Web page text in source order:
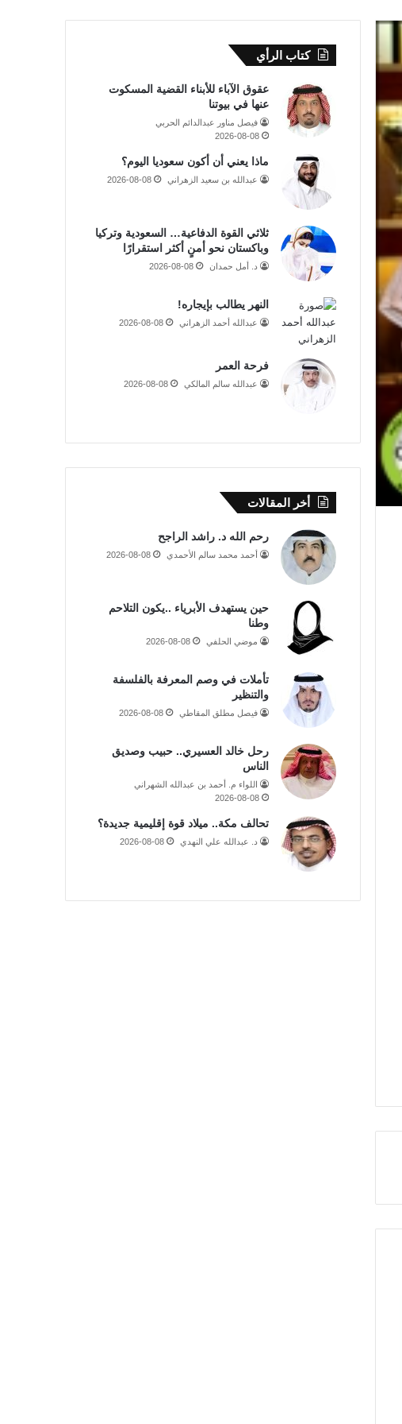
كتاب الرأي
عقوق الآباء للأبناء القضية المسكوت
عنها في بيوتنا
فيصل مناور عبدالدائم الحربي
2026-08-08
ماذا يعني أن أكون سعوديا اليوم؟
عبدالله بن سعيد الزهراني 2026-08-08
ثلاثي القوة الدفاعية… السعودية وتركيا
وباكستان نحو أمنٍ أكثر استقرارًا
د. أمل حمدان 2026-08-08
النهر يطالب بإيجاره!
عبدالله أحمد الزهراني 2026-08-08
فرحة العمر
عبدالله سالم المالكي 2026-08-08
أخر المقالات
رحم الله د. راشد الراجح
أحمد محمد سالم الأحمدي 2026-08-08
حين يستهدف الأبرياء ..يكون التلاحم
وطنا
موضي الحلفي 2026-08-08
تأملات في وصم المعرفة بالفلسفة
والتنظير
فيصل مطلق المقاطي 2026-08-08
رحل خالد العسيري.. حبيب وصديق
الناس
اللواء م. أحمد بن عبدالله الشهراني
2026-08-08
تحالف مكة.. ميلاد قوة إقليمية جديدة؟
د. عبدالله علي النهدي 2026-08-08